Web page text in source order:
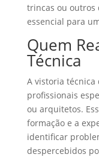
trincas ou outros
essencial para
Quem
Técnica
A vistoria técnica
profissionais
ou arquitetos.
formação e a
identificar
despercebidos